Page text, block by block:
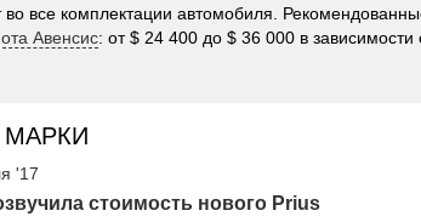
во все комплектации автомобиля.
Авенсис: от $ 24 400 до $ 36 000 в зависимости
'17
стоимость нового Prius